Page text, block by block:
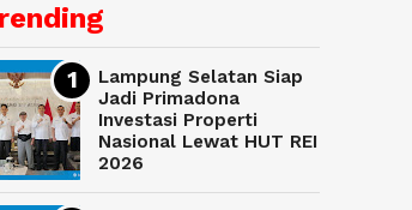
Lampung Selatan Siap
Jadi Primadona
Investasi Properti
Nasional Lewat HUT REI
2026